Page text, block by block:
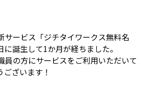
サービス「ジチタイワークス無料名
誕生して1か月が経ちました。
員の方にサービスをご利用いただいて
ざいます！